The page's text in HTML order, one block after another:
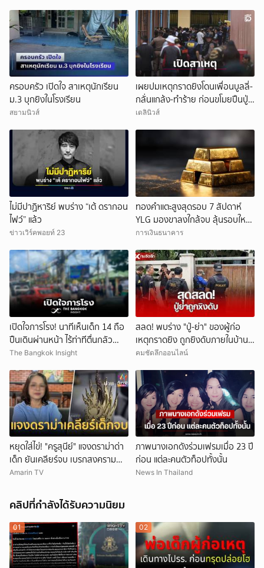
ครอบครัว เปิดใจ สาเหตุนักเรียน
ม.3 บุกยิงในโรงเรียน
สยามนิวส์
เผยปมเหตุกราดยิงโดนเพื่อนบูลลี่-
กลั่นแกล้ง-ทำร้าย ก่อนขโมยปืนปู่
ก่อเหตุ
เดลินิวส์
ไม่มีปาฏิหาริย์ พบร่าง “เต้ ดรากอน
ไฟว์” แล้ว
ข่าวเวิร์คพอยท์ 23
ทองคำแตะสูงสุดรอบ 7 สัปดาห์
YLG มองขาลงใกล้จบ ลุ้นรอบใหม่
แตะบาทละ 82,200 บาท
การเงินธนาคาร
เปิดใจภารโรง! นาทีเห็นเด็ก 14 ถือ
ปืนเดินผ่านหน้า ไร้ท่าทีตื่นกลัว
ก่อนหลบตำรวจขึ้นอีกอาคาร
The Bangkok Insight
สลด! พบร่าง "ปู่-ย่า" ของผู้ก่อ
เหตุกราดยิง ถูกยิงดับภายในบ้าน
พัก
คมชัดลึกออนไลน์
หยุดใส่ไข่! "ครูสุนีย์" แจงดราม่าด่า
เด็ก ยันเคลียร์จบ เบรกสงคราม
Gen
Amarin TV
ภาพนางเอกดังร่วมเฟรมเมื่อ 23 ปี
ก่อน แต่ละคนตัวท็อปทั้งนั้น
News In Thailand
คลิปที่กำลังได้รับความนิยม
01 02